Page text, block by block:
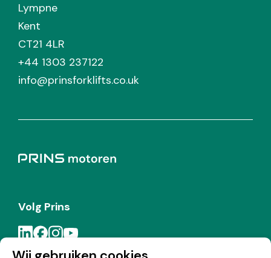
Lympne
Kent
CT21 4LR
+44 1303 237122
info@prinsforklifts.co.uk
Volg Prins